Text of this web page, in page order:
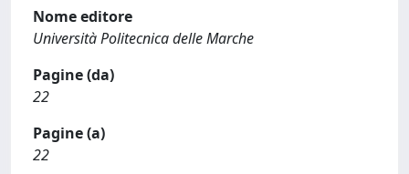
Nome editore
Università Politecnica delle Marche
Pagine (da)
22
Pagine (a)
22